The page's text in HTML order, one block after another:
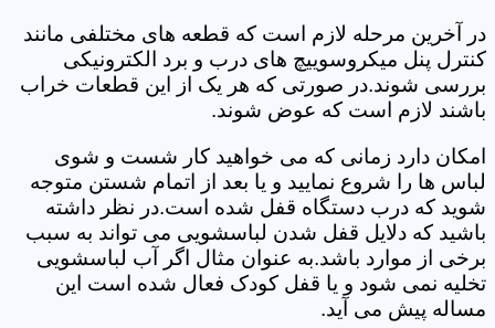
در آخرین مرحله لازم است که قطعه های مختلفی مانند
کنترل پنل میکروسوییچ های درب و برد الکترونیکی
بررسی شوند.در صورتی که هر یک از این قطعات خراب
باشند لازم است که عوض شوند.
امکان دارد زمانی که می خواهید کار شست و شوی
لباس ها را شروع نمایید و یا بعد از اتمام شستن متوجه
شوید که درب دستگاه قفل شده است.در نظر داشته
باشید که دلایل قفل شدن لباسشویی می تواند به سبب
برخی از موارد باشد.به عنوان مثال اگر آب لباسشویی
تخلیه نمی شود و یا قفل کودک فعال شده است این
مساله پیش می آید.